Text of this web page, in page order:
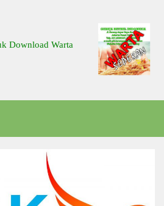
Download Warta